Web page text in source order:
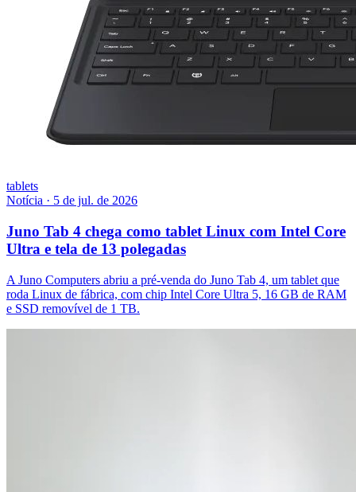
tablets
Notícia · 5 de jul. de 2026
Juno Tab 4 chega como tablet Linux com Intel Core
Ultra e tela de 13 polegadas
A Juno Computers abriu a pré-venda do Juno Tab 4, um tablet que
roda Linux de fábrica, com chip Intel Core Ultra 5, 16 GB de RAM
e SSD removível de 1 TB.